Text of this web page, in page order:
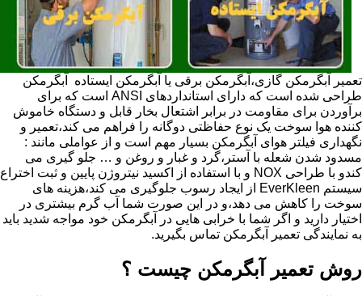
تعمیر آبگرمکن گازی،آبگرمکن برقی یا آبگرمکن ایستاده ​ آبگرمکن
طراحی شده است که دارای استانداردهای ANSI است که برای
برآوردن برای مقاومت در برابر اشتعال بخار قابل و دستگاه خاموش
کننده هوا سوخت یک نوع حفاظتی دوگانه را فراهم می کند،تعمیر و
نگهداری فیلتر هوای آبگرمکن بسیار مهم است و از عواملی مانند :
مسدود شدن شعله با آستر،گرد و غبار و روغن و … جلو گیری می
کندو با طراحی NOX و با استفاده از اکسید نیتروژن پایین و ثبت اختراع
سیستم EverKleen از ایجاد رسوب جلوگیری می کند،هزینه های
سوخت را کاهش می دهد،و در این صورت شما آب گرم بیشتری در
اختیار دارید و اگر شما با خرابی هایی در آبگرمکن خود مواجه شدید باید
به نمایندگی تعمیر آبگرمکن تماس بگیرید.
روش تعمیر آبگرمکن چیست ؟